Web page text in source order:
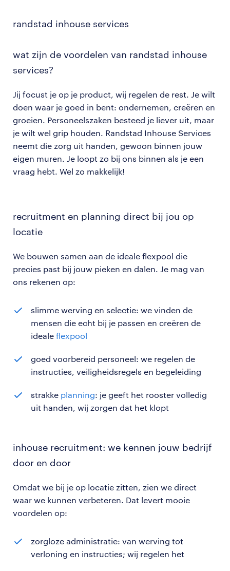
randstad inhouse services
wat zijn de voordelen van randstad inhouse
services?
Jij focust je op je product, wij regelen de rest. Je wilt
doen waar je goed in bent: ondernemen, creëren en
groeien. Personeelszaken besteed je liever uit, maar
je wilt wel grip houden. Randstad Inhouse Services
neemt die zorg uit handen, gewoon binnen jouw
eigen muren. Je loopt zo bij ons binnen als je een
vraag hebt. Wel zo makkelijk!
recruitment en planning direct bij jou op
locatie
We bouwen samen aan de ideale flexpool die
precies past bij jouw pieken en dalen. Je mag van
ons rekenen op:
slimme werving en selectie: we vinden de
mensen die echt bij je passen en creëren de
ideale flexpool
goed voorbereid personeel: we regelen de
instructies, veiligheidsregels en begeleiding
strakke planning: je geeft het rooster volledig
uit handen, wij zorgen dat het klopt
inhouse recruitment: we kennen jouw bedrijf
door en door
Omdat we bij je op locatie zitten, zien we direct
waar we kunnen verbeteren. Dat levert mooie
voordelen op:
zorgloze administratie: van werving tot
verloning en instructies; wij regelen het